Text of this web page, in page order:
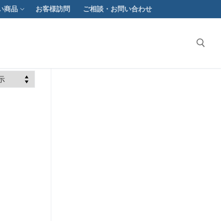
商品 お客様訪問 ご相談・お問い合わせ